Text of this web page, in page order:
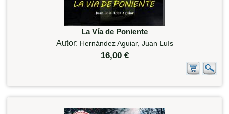
La Vía de Poniente
Autor: Hernández Aguiar, Juan Luís
16,00 €